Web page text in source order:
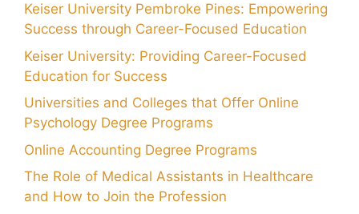
Keiser University Pembroke Pines: Empowering
Success through Career-Focused Education
Keiser University: Providing Career-Focused
Education for Success
Universities and Colleges that Offer Online
Psychology Degree Programs
Online Accounting Degree Programs
The Role of Medical Assistants in Healthcare
and How to Join the Profession